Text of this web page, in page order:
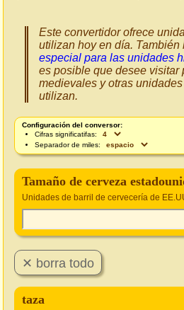
Este convertidor ofrece
utilizan hoy en día. También
especial para las unidades
es posible que desee visitar
medievales y otras
utilizan.
Configuración del conversor:
Cifras significatifas:
Separador de miles:
Tamaño de cerveza
Unidades de barril de cervecería de
taza